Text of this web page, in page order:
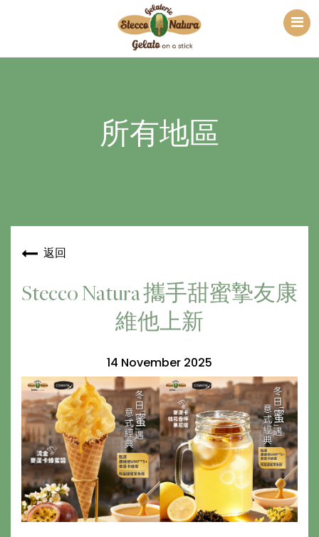
所有地區
返回
Stecco Natura 攜手甜蜜摯友康
維他上新
14 November 2025